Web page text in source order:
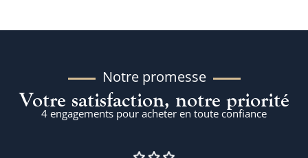
Notre promesse
Votre satisfaction, notre priorité
4 engagements pour acheter en toute confiance